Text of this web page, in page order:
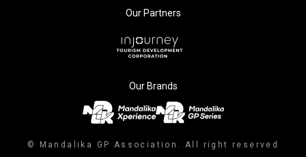
Our Partners
Our Brands
© Mandalika GP Association. All right reserved